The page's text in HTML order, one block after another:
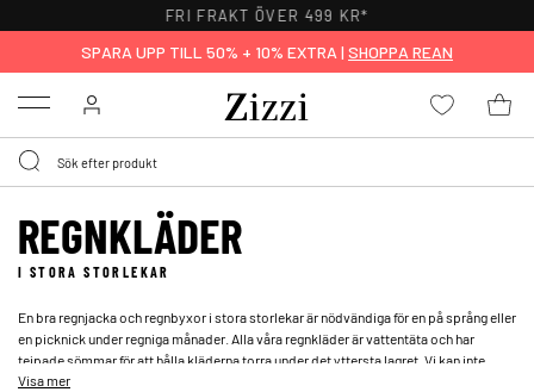
FRI FRAKT ÖVER 499 KR*
SPARA UPP TILL 50% + 10% EXTRA | SHOPPA REAN
Menu
REGNKLÄDER
I STORA STORLEKAR
En bra regnjacka och regnbyxor i stora storlekar är nödvändiga för en på språng eller
en picknick under regniga månader. Alla våra regnkläder är vattentäta och har
tejpade sömmar för att hålla kläderna torra under det yttersta lagret. Vi kan inte
undvika regnet, men med en praktisk regnjacka eller en varm softshelljacka är
Visa mer